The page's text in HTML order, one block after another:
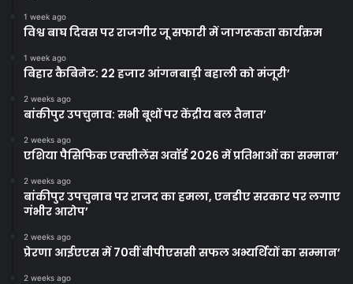
1 week ago
विश्व बाघ दिवस पर राजगीर जू सफारी में जागरूकता कार्यक्रम
1 week ago
बिहार कैबिनेट: 22 हजार आंगनबाड़ी बहाली को मंजूरी’
2 weeks ago
बांकीपुर उपचुनाव: सभी बूथों पर केंद्रीय बल तैनात’
2 weeks ago
एशिया पैसिफिक एक्सीलेंस अवॉर्ड 2026 में प्रतिभाओं का सम्मान’
2 weeks ago
बांकीपुर उपचुनाव पर राजद का हमला, एनडीए सरकार पर लगाए
गंभीर आरोप’
2 weeks ago
प्रेरणा आईएएस में 70वीं बीपीएससी सफल अभ्यर्थियों का सम्मान’
2 weeks ago